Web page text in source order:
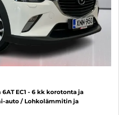
6AT EC1 - 6 kk korotonta ja
auto / Lohkolämmitin ja